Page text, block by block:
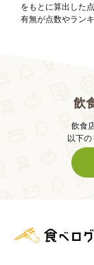
をもとに算出した
有無が点数やラン
飲
飲食
以下